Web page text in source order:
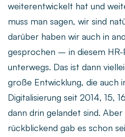
weiterentwickelt hat und
muss man sagen, wir sind
darüber haben wir auch in
gesprochen – in diesem HR-
unterwegs. Das ist dann
große Entwicklung, die auch
Digitalisierung seit 2014, 15,
dann drin gelandet sind.
rückblickend gab es schon